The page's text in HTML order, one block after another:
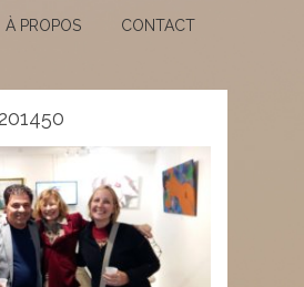
À PROPOS CONTACT